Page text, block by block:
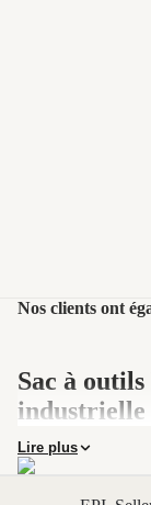
Nos clients ont
Sac à
industrielle
Le Sac à outils
de la gamme
depuis 1920. Sac
Lire plus